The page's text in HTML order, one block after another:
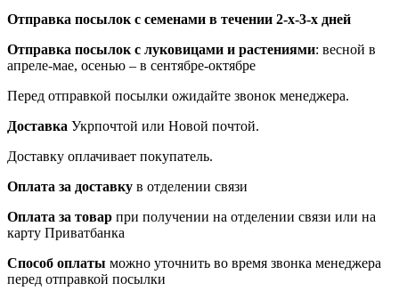
Отправка посылок с семенами в течении 2-х-3-х дней
Отправка посылок с луковицами и растениями: весной в
апреле-мае, осенью – в сентябре-октябре
Перед отправкой посылки ожидайте звонок менеджера.
Доставка Укрпочтой или Новой почтой.
Доставку оплачивает покупатель.
Оплата за доставку в отделении связи
Оплата за товар при получении на отделении связи или на
карту Приватбанка
Способ оплаты можно уточнить во время звонка менеджера
перед отправкой посылки